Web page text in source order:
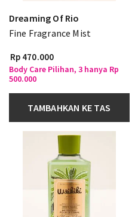
Dreaming Of Rio
Fine Fragrance Mist
Rp 470.000
Body Care Pilihan, 3 hanya Rp
500.000
TAMBAHKAN KE TAS